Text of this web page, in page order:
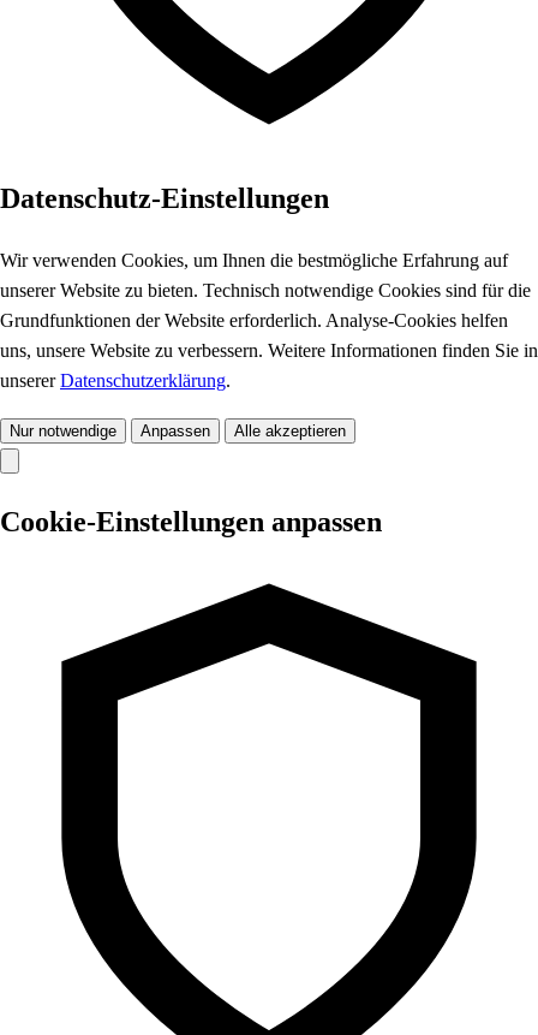
Datenschutz-Einstellungen
Wir verwenden Cookies, um Ihnen die bestmögliche Erfahrung auf
unserer Website zu bieten. Technisch notwendige Cookies sind für die
Grundfunktionen der Website erforderlich. Analyse-Cookies helfen
uns, unsere Website zu verbessern. Weitere Informationen finden Sie in
unsererDatenschutzerklärung.
Nur notwendige Anpassen Alle akzeptieren
Cookie-Einstellungen anpassen